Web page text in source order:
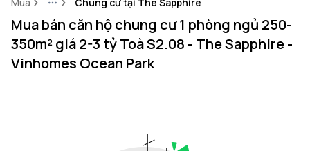
More
Mua bán căn hộ chung cư 1 phòng ngủ 250-
350m² giá 2-3 tỷ Toà S2.08 - The Sapphire -
Vinhomes Ocean Park